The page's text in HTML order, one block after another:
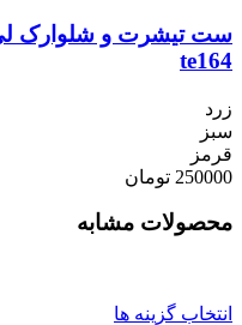
ست تیشرت و شلوارک
te164
زرد
سبز
قرمز
250000 تومان
محصولات مشابه
انتخاب گزینه ها